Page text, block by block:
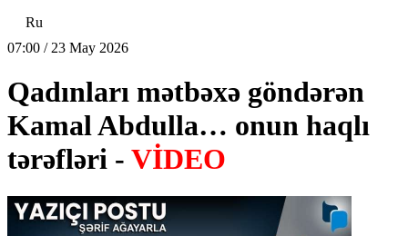
Ru
07:00 / 23 May 2026
Qadınları mətbəxə göndərən
Kamal Abdulla… onun haqlı
tərəfləri - VİDEO